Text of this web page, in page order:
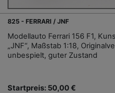
825 - FERRARI / JNF
Modellauto Ferrari 156 F1,
„JNF“, Maßstab 1:18,
unbespielt, guter Zustand
Startpreis: 50,00 €